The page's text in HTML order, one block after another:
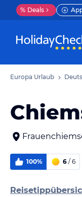
% Deals
Europa Urlaub
100% 6 / 6